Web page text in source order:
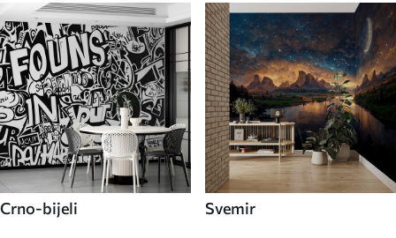
Crno-bijeli Svemir